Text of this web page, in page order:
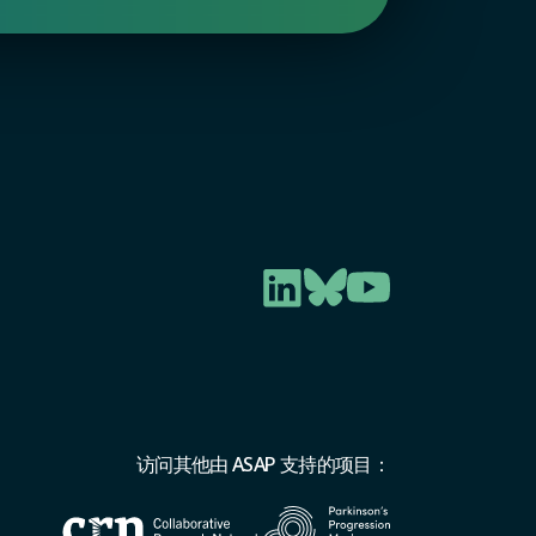
访问其他由 ASAP 支持的项目：